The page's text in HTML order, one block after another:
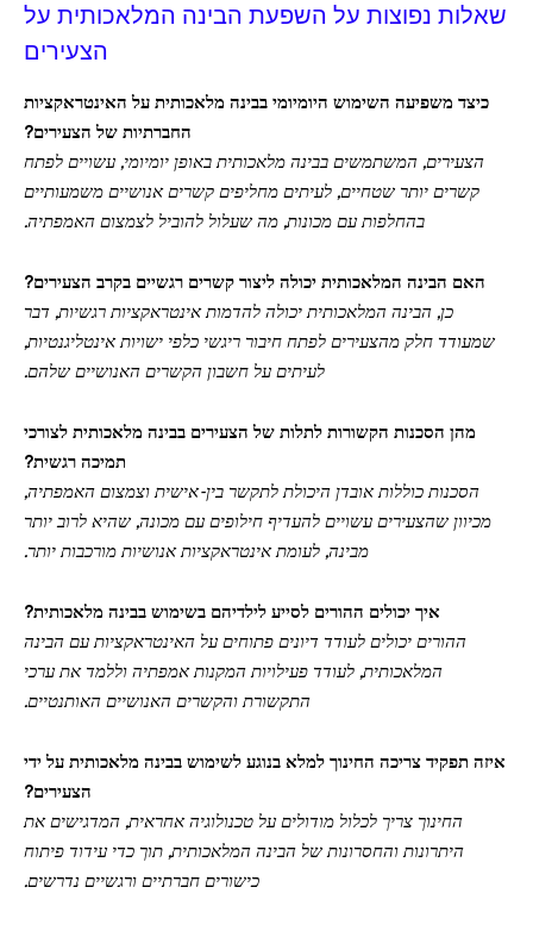
שאלות נפוצות על השפעת הבינה המלאכותית על
הצעירים
כיצד משפיעה השימוש היומיומי בבינה מלאכותית על האינטראקציות
החברתיות של הצעירים?
הצעירים, המשתמשים בבינה מלאכותית באופן יומיומי, עשויים לפתח
קשרים יותר שטחיים, לעיתים מחליפים קשרים אנושיים משמעותיים
בהחלפות עם מכונות, מה שעלול להוביל לצמצום האמפתיה.
האם הבינה המלאכותית יכולה ליצור קשרים רגשיים בקרב הצעירים?
כן, הבינה המלאכותית יכולה להדמות אינטראקציות רגשיות, דבר
שמעודד חלק מהצעירים לפתח חיבור ריגשי כלפי ישויות אינטליגנטיות,
לעיתים על חשבון הקשרים האנושיים שלהם.
מהן הסכנות הקשורות לתלות של הצעירים בבינה מלאכותית לצורכי
תמיכה רגשית?
הסכנות כוללות אובדן היכולת לתקשר בין-אישית וצמצום האמפתיה,
מכיוון שהצעירים עשויים להעדיף חילופים עם מכונה, שהיא לרוב יותר
מבינה, לעומת אינטראקציות אנושיות מורכבות יותר.
איך יכולים ההורים לסייע לילדיהם בשימוש בבינה מלאכותית?
ההורים יכולים לעודד דיונים פתוחים על האינטראקציות עם הבינה
המלאכותית, לעודד פעילויות המקנות אמפתיה וללמד את ערכי
התקשורת והקשרים האנושיים האותנטיים.
איזה תפקיד צריכה החינוך למלא בנוגע לשימוש בבינה מלאכותית על ידי
הצעירים?
החינוך צריך לכלול מודולים על טכנולוגיה אחראית, המדגישים את
היתרונות והחסרונות של הבינה המלאכותית, תוך כדי עידוד פיתוח
כישורים חברתיים ורגשיים נדרשים.